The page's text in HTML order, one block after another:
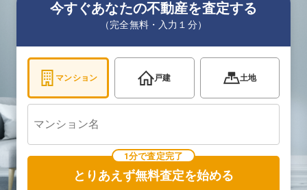
今すぐあなたの不動産を査定する
（完全無料・入力１分）
マンション 戸建 土地
1分で査定完了
とりあえず無料査定を始める